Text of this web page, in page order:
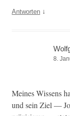
Antworten ↓
8.
Meines Wis­sens
und sein Ziel —